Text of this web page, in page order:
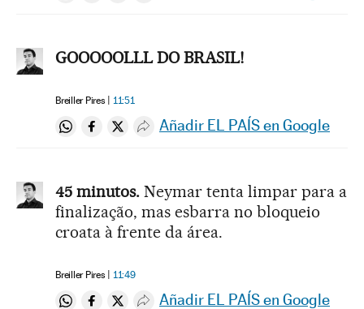
GOOOOOLLL DO BRASIL!
Breiller Pires 11:51
Compartir en Whatsapp
Compartir en Facebook
Compartir en Twitter
Desplegar Redes Sociales
Añadir EL PAÍS en Google
45 minutos. Neymar tenta limpar para a
finalização, mas esbarra no bloqueio
croata à frente da área.
Breiller Pires 11:49
Añadir EL PAÍS en Google